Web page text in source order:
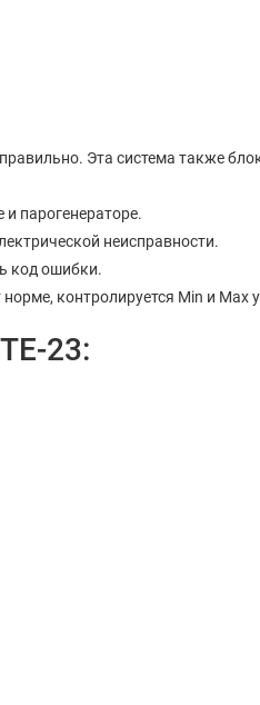
Эта система также
парогенераторе.
неисправности.
код ошибки.
норме, контролируется Min и Max
23: